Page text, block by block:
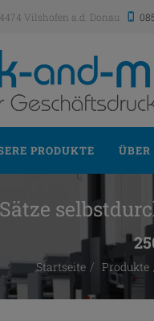
Vilshofen a.d. Donau
PRODUKTE ÜBER
Sätze
Startseite Produkte